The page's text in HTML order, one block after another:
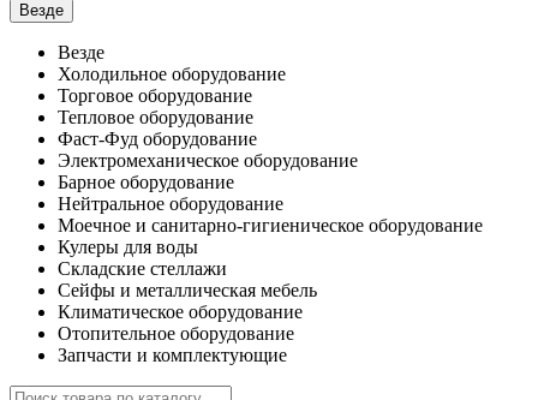
Везде
Везде
Холодильное оборудование
Торговое оборудование
Тепловое оборудование
Фаст-Фуд оборудование
Электромеханическое оборудование
Барное оборудование
Нейтральное оборудование
Моечное и санитарно-гигиеническое оборудование
Кулеры для воды
Складские стеллажи
Сейфы и металлическая мебель
Климатическое оборудование
Отопительное оборудование
Запчасти и комплектующие